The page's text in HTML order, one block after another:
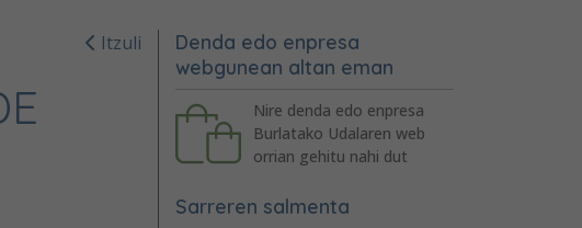
Itzuli
Denda edo enpresa
webgunean altan eman
Nire denda edo enpresa
Burlatako Udalaren web
orrian gehitu nahi dut
Sarreren salmenta